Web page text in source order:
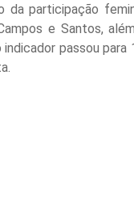
participação
e Santos,
passou